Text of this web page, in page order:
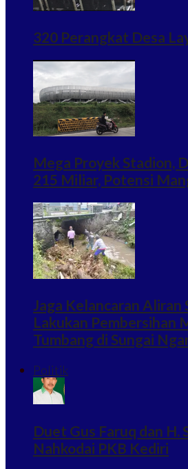
320 Perangkat Desa
Mega Proyek Stadion,
215 Miliar, Potensi
Jaga Kelancaran Aliran
Lakukan Pembersihan
Tumbang di Sungai
Politik
Duet Gus Faruq dan H.
Nahkodai PKB Kediri